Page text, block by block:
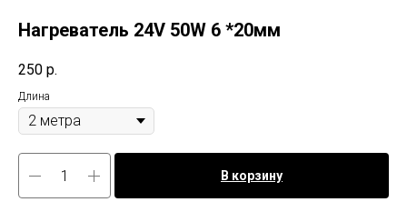
Нагреватель 24V 50W 6 *20мм
250 р.
Длина
В корзину